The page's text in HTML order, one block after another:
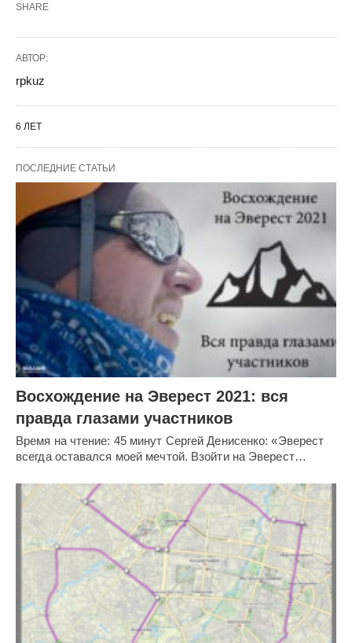
SHARE
АВТОР:
rpkuz
6 ЛЕТ
ПОСЛЕДНИЕ СТАТЬИ
Восхождение на Эверест 2021: вся
правда глазами участников
Время на чтение: 45 минут Сергей Денисенко: «Эверест
всегда оставался моей мечтой. Взойти на Эверест…